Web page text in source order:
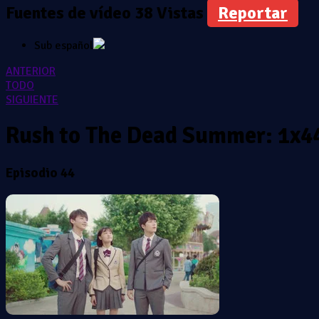
Fuentes de vídeo 38 Vistas Reportar
Sub español
ANTERIOR
TODO
SIGUIENTE
Rush to The Dead Summer:
Episodio 44